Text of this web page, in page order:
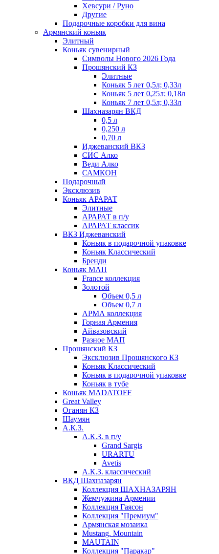
Хевсури / Руно
Другие
Подарочные коробки для вина
Армянский коньяк
Элитный
Коньяк сувенирный
Символы Нового 2026 Года
Прошянский КЗ
Элитные
Коньяк 5 лет 0,5л; 0,33л
Коньяк 5 лет 0,25л; 0,18л
Коньяк 7 лет 0,5л; 0,33л
Шахназарян ВКД
0,5 л
0,250 л
0,70 л
Иджеванский ВКЗ
СИС Алко
Веди Алко
САМКОН
Подарочный
Эксклюзив
Коньяк АРАРАТ
Элитные
АРАРАТ в п/у
АРАРАТ классик
ВКЗ Иджеванский
Коньяк в подарочной упаковке
Коньяк Классический
Бренди
Коньяк МАП
France коллекция
Золотой
Объем 0,5 л
Объем 0,7 л
АРМА коллекция
Горная Армения
Айвазовский
Разное МАП
Прошянский КЗ
Эксклюзив Прошянского КЗ
Коньяк Классический
Коньяк в подарочной упаковке
Коньяк в тубе
Коньяк MADATOFF
Great Valley
Оганян КЗ
Шаумян
А.К.З.
А.К.З. в п/у
Grand Sargis
URARTU
Avetis
А.К.З. классический
ВКД Шахназарян
Коллекция ШАХНАЗАРЯН
Жемчужина Армении
Коллекция Гаясон
Коллекция "Премиум"
Армянская мозаика
Mustang. Mountain
MAUTAIN
Коллекция "Паракар"